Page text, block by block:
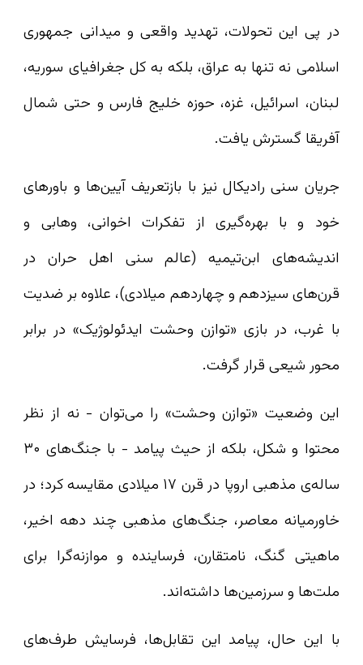
در پی این تحولات، تهدید واقعی و میدانی جمهوری
اسلامی نه‌ تنها به عراق، بلکه به کل جغرافیای سوریه،
لبنان، اسرائیل، غزه، حوزه‌ خلیج فارس و حتی شمال
آفریقا گسترش یافت.
جریان سنی رادیکال نیز با بازتعریف آیین‌ها و باورهای
خود و با بهره‌گیری از تفکرات اخوانی، وهابی و
اندیشه‌های ابن‌تیمیه (عالم سنی اهل حران در
قرن‌های سیزدهم و چهاردهم میلادی)، علاوه بر ضدیت
با غرب، در بازی «توازن وحشت ایدئولوژیک» در برابر
محور شیعی قرار گرفت.
این وضعیت «توازن وحشت» را می‌توان - نه از نظر
محتوا و شکل، بلکه از حیث پیامد - با جنگ‌های ۳۰
ساله‌‌ی مذهبی اروپا در قرن ۱۷ میلادی مقایسه کرد؛ در
خاورمیانه‌ معاصر، جنگ‌های مذهبی چند دهه‌ اخیر،
ماهیتی گنگ، نامتقارن، فرساینده و موازنه‌گرا برای
ملت‌ها و سرزمین‌ها داشته‌اند.
با این حال، پیامد این تقابل‌ها، فرسایش طرف‌های